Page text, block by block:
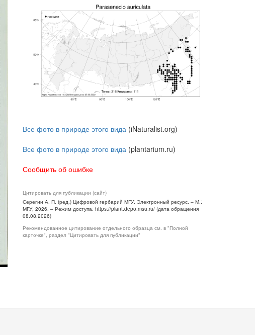
Все фото в природе этого вида (iNaturalist.org)
Все фото в природе этого вида (plantarium.ru)
Сообщить об ошибке
Цитировать для публикации (сайт)
Серегин А. П. (ред.) Цифровой гербарий МГУ: Электронный ресурс. – М.:
МГУ, 2026. – Режим доступа: https://plant.depo.msu.ru/ (дата обращения
08.08.2026)
Рекомендованное цитирование отдельного образца см. в "Полной
карточке", раздел "Цитировать для публикации"